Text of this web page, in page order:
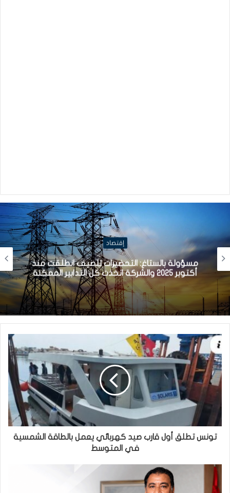
إقتصاد
مسؤولة بالستاغ: التحضيرات للصيف انطلقت منذ
أكتوبر 2025 والشركة اتخذت كل التدابير الممكنة
تونس تطلق أول قارب صيد كهربائي يعمل بالطاقة الشمسية
في المتوسط